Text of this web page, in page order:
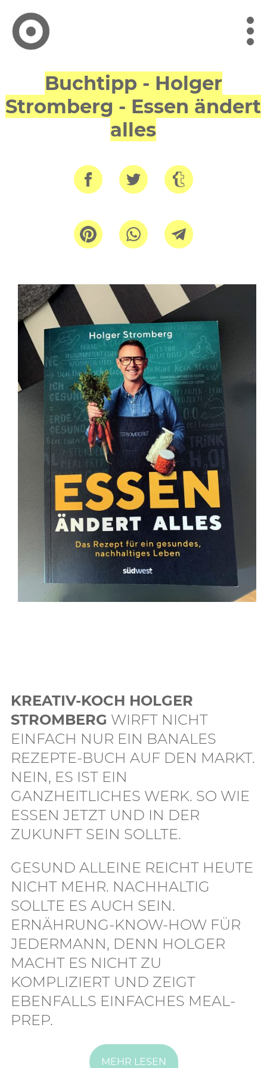
Buchtipp - Holger
Stromberg - Essen ändert
alles
KREATIV-KOCH HOLGER
STROMBERG WIRFT NICHT
EINFACH NUR EIN BANALES
REZEPTE-BUCH AUF DEN MARKT.
NEIN, ES IST EIN
GANZHEITLICHES WERK. SO WIE
ESSEN JETZT UND IN DER
ZUKUNFT SEIN SOLLTE.
GESUND ALLEINE REICHT HEUTE
NICHT MEHR. NACHHALTIG
SOLLTE ES AUCH SEIN.
ERNÄHRUNG-KNOW-HOW FÜR
JEDERMANN, DENN HOLGER
MACHT ES NICHT ZU
KOMPLIZIERT UND ZEIGT
EBENFALLS EINFACHES MEAL-
PREP.
MEHR LESEN